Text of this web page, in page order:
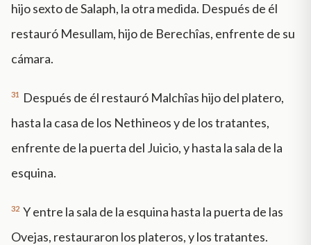
hijo sexto de Salaph, la otra medida. Después de él
restauró Mesullam, hijo de Berechîas, enfrente de su
cámara.
31
Después de él restauró Malchîas hijo del platero,
hasta la casa de los Nethineos y de los tratantes,
enfrente de la puerta del Juicio, y hasta la sala de la
esquina.
32 Y entre la sala de la esquina hasta la puerta de las
Ovejas, restauraron los plateros, y los tratantes.